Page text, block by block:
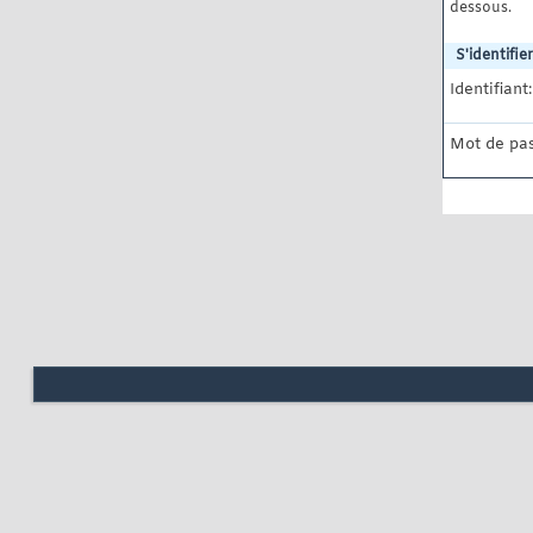
dessous.
S'identifier
Identifiant:
Mot de